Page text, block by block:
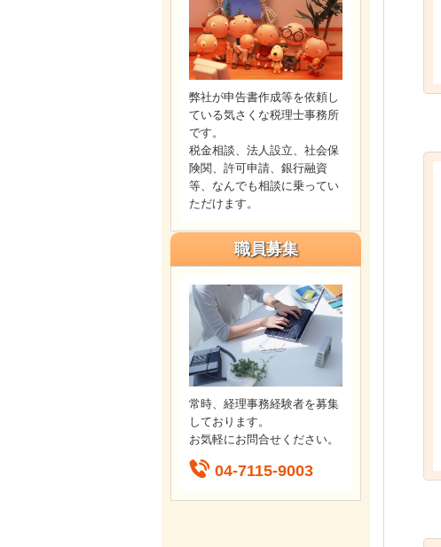
弊社が申告書作成等を依頼し
ている気さくな税理士事務所
です。
税金相談、法人設立、社会保
険関、許可申請、銀行融資
等、なんでも相談に乗ってい
ただけます。
職員募集
常時、経理事務経験者を募集
しております。
お気軽にお問合せください。
04-7115-9003